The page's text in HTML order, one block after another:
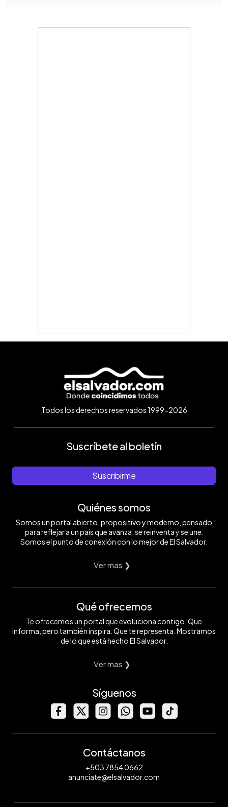
Todos los derechos reservados 1999-2026
Suscríbete al boletín
Suscribirme
Quiénes somos
Somos un portal abierto, propositivo y moderno, pensado
para reflejar a un país que avanza, se reinventa y se une.
Somos el punto de conexión con lo mejor de El Salvador.
Ver mas ❯
Qué ofrecemos
Te ofrecemos un portal que evoluciona contigo. Que
informa, pero también inspira. Que te representa. Mostramos
de lo que está hecho El Salvador.
Ver mas ❯
Síguenos
Contáctanos
+503 7854 0662
anunciate@elsalvador.com